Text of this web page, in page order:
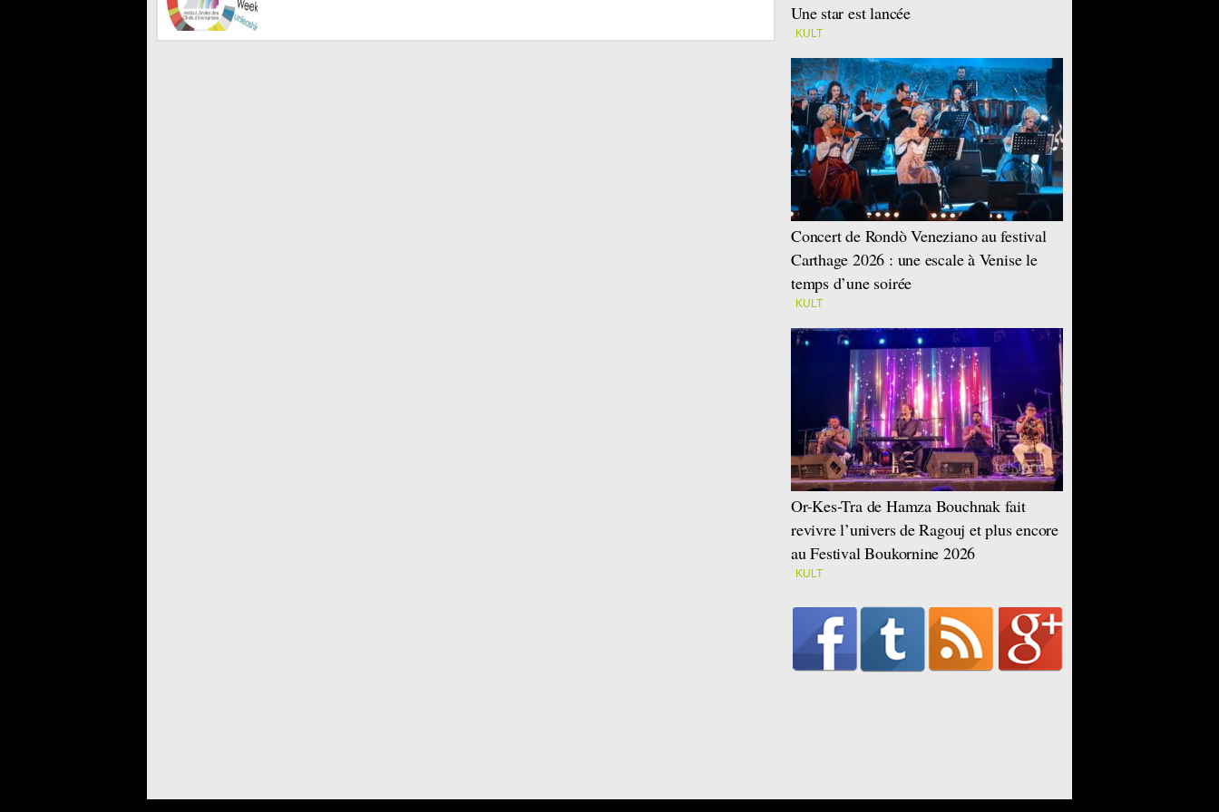
Une star est lancée
KULT
Concert de Rondò Veneziano au festival
Carthage 2026 : une escale à Venise le
temps d’une soirée
KULT
Or-Kes-Tra de Hamza Bouchnak fait
revivre l’univers de Ragouj et plus encore
au Festival Boukornine 2026
KULT